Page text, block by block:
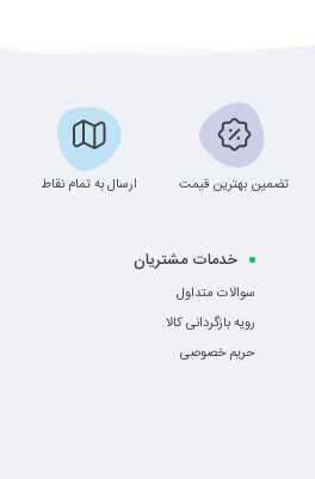
تضمین بهترین قیمت ارسال به تمام نقاط
خدمات مشتریان
سوالات متداول
رویه بازگردانی کالا
حریم خصوصی